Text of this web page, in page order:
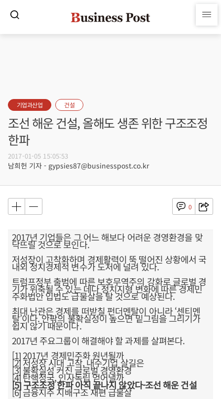
기업과산업 건설
조선 해운 건설, 올해도 생존 위한 구조조정
한파
2017-01-05 15:05:53
남희헌 기자 - gypsies87@businesspost.co.kr
0
2017년 기업들은 그 어느 해보다 어려운 경영환경을 맞
닥뜨릴 것으로 보인다.
저성장이 고착화하며 경제활력이 뚝 떨어진 상황에서 국
내외 정치경제적 변수가 도처에 널려 있다.
트럼프정부 출범에 따른 보호무역주의 강화로 글로벌 경
기가 위축될 수 있는 데다 정치지형 변화에 따른 경제민
주화법안 입법도 급물살을 탈 것으로 예상된다.
최대 난관은 경제를 떠받칠 펀더멘탈이 아니라 ‘센티멘
탈’이다. 안팎의 불확실성이 높으면 밑그림을 그리기가
쉽지 않기 때문이다.
2017년 주요그룹이 해결해야 할 과제를 살펴본다.
[1] 2017년 경제민주화 원년될까
[2] 저성장 시대 고착, 내수기업 살길은
[3] 불확실성 커진 글로벌 경영환경
[4] 탄핵정국, 인사독립 얻어낼까
[5] 구조조정 한파 아직 끝나지 않았다-조선 해운 건설
[6] 금융지주 지배구조 재편 급물살